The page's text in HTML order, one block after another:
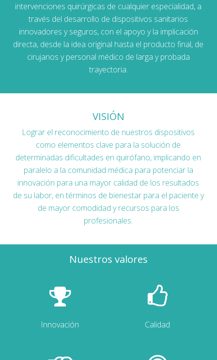
intervenciones quirúrgicas de cualquier especialidad, a
través del desarrollo de dispositivos sanitarios
innovadores y seguros, con el apoyo y la implicación
directa, desde la idea original hasta el producto final, de
cirujanos y personal médico de larga y probada
trayectoria.
VISIÓN
Lograr el reconocimiento de nuestros dispositivos
como elementos clave para la solución de
determinadas dificultades en quirófano, implicando en
paralelo a la comunidad médica para potenciar la
innovación para una mayor calidad de los resultados
de su labor, en términos de bienestar para el paciente y
de mayor comodidad y recursos para los
profesionales.
Nuestros valores
Innovación Calidad